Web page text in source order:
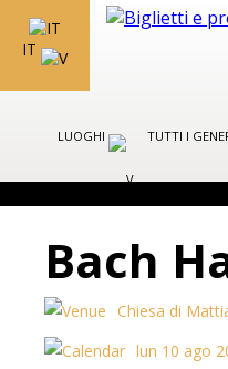
IT
LUOGHI TUTTI I
Bach
Chiesa di
lun 10 ago